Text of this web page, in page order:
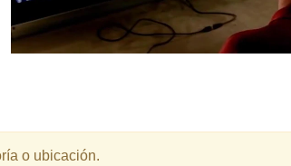
o ubicación.